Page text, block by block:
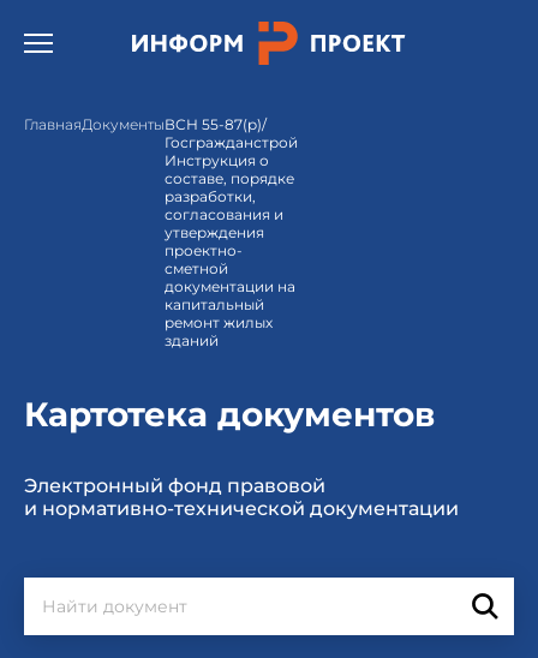
Открыть бургер меню.
ГлавнаяДокументыВСН 55-87(р)/
Госгражданстрой
Инструкция о
составе, порядке
разработки,
согласования и
утверждения
проектно-
сметной
документации на
капитальный
ремонт жилых
зданий
Картотека документов
Электронный фонд правовой
и нормативно-технической документации